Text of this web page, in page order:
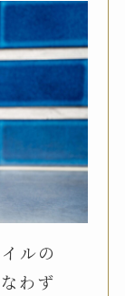
ルの
わず